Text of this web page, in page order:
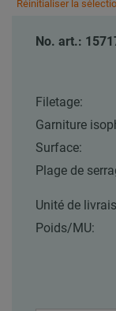
Réinitialiser la
No. art.:
Filetage:
Garniture
Surface:
Plage de
Unité de
Poids/MU: